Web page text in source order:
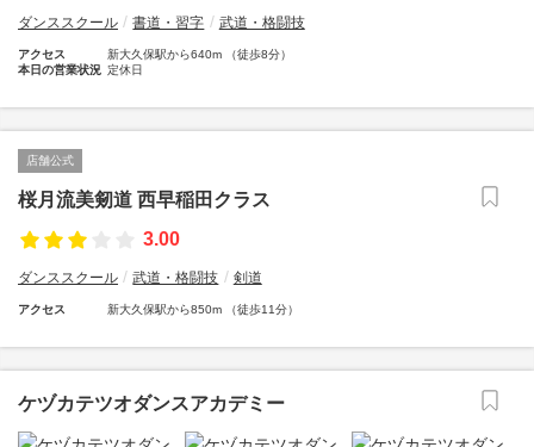
ダンススクール 書道・習字 武道・格闘技
アクセス
新大久保駅から640m （徒歩8分）
本日の営業状況 定休日
店舗公式
桜月流美剱道 西早稲田クラス
3.00
ダンススクール 武道・格闘技 剣道
アクセス 新大久保駅から850m （徒歩11分）
ケヅカテツオダンスアカデミー